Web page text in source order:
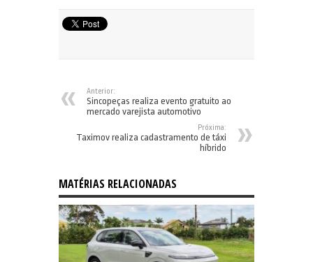
Anterior:
Sincopeças realiza evento gratuito ao
mercado varejista automotivo
Próxima:
Taximov realiza cadastramento de táxi
híbrido
MATÉRIAS RELACIONADAS